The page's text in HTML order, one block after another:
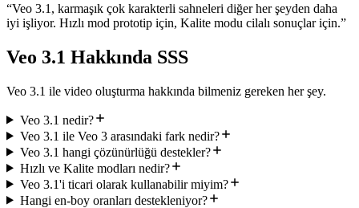
“Veo 3.1, karmaşık çok karakterli sahneleri diğer her şeyden daha
iyi işliyor. Hızlı mod prototip için, Kalite modu cilalı sonuçlar için.”
Veo 3.1 Hakkında SSS
Veo 3.1 ile video oluşturma hakkında bilmeniz gereken her şey.
Veo 3.1 nedir?
Veo 3.1 ile Veo 3 arasındaki fark nedir?
Veo 3.1 hangi çözünürlüğü destekler?
Hızlı ve Kalite modları nedir?
Veo 3.1'i ticari olarak kullanabilir miyim?
Hangi en-boy oranları destekleniyor?